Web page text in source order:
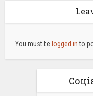
You must be logged into